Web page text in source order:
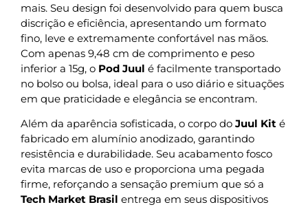
mais. Seu design foi desenvolvido para quem busca
discrição e eficiência, apresentando um formato
fino, leve e extremamente confortável nas mãos.
Com apenas 9,48 cm de comprimento e peso
inferior a 15g, o Pod Juul é facilmente transportado
no bolso ou bolsa, ideal para o uso diário e situações
em que praticidade e elegância se encontram.
Além da aparência sofisticada, o corpo do Juul Kit é
fabricado em alumínio anodizado, garantindo
resistência e durabilidade. Seu acabamento fosco
evita marcas de uso e proporciona uma pegada
firme, reforçando a sensação premium que só a
Tech Market Brasil entrega em seus dispositivos